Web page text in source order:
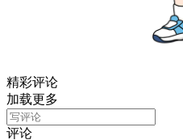
精彩评论
加载更多
评论